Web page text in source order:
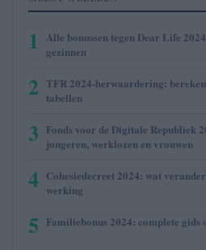
1
Alle bonussen tegen Dear Life
gezinnen
2 TFR 2024-herwaardering:
tabellen
3 Fonds voor de Digitale Republiek
jongeren, werklozen en vrouwen
4 Cohesiedecreet 2024: wat
werking
5 Familiebonus 2024: complete gids